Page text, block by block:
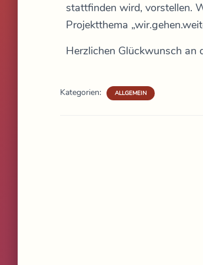
stattfinden wird, vorstellen.
Projektthema
Herzlichen Glückwunsch an
Kategorien: ALLGEMEIN